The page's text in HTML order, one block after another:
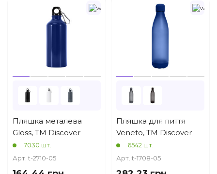
Пляшка металева
Gloss, ТМ Discover
7030 шт.
Арт. t-2710-05
Пляшка для пиття
Veneto, TM Discover
6542 шт.
Арт. t-1708-05